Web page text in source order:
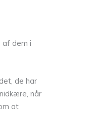
af dem i
de har
når
at